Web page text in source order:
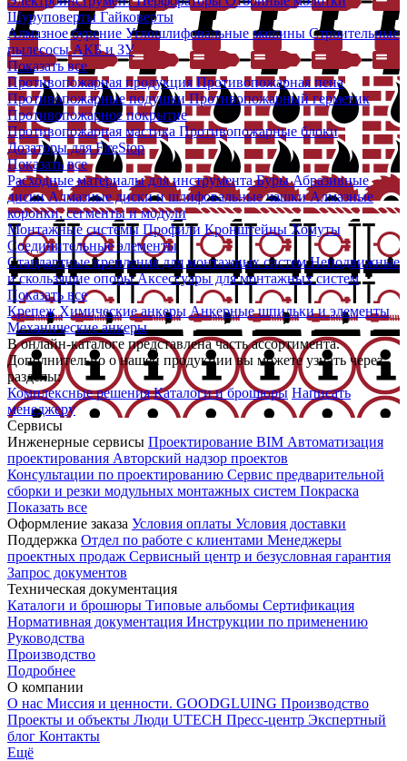
Шуруповерты Гайковерты
Алмазное бурение Углошлифовальные машины Строительные
пылесосыАКБ и ЗУ
Показать все
Противопожарная продукция Противопожарная пена
Противопожарные подушкиПротивопожарный герметик
Противопожарное покрытие
Противопожарная мастика Противопожарные блоки
Дозаторы для FireStop
Показать все
Расходные материалы для инструментаБурыАбразивные
дискиАлмазные диски и шлифовальные чашкиАлмазные
коронки, сегменты и модули
Монтажные системы Профили КронштейныХомуты
Соединительные элементы
Стандартные крепления для монтажных системНеподвижные
и скользящие опорыАксессуары для монтажных систем
Показать все
КрепежХимические анкеры Анкерные шпильки и элементы
Механические анкеры
В онлайн-каталоге представлена часть ассортимента.
Дополнительно о нашей продукции вы можете узнать через
разделы:
Комплексные решения Каталоги и брошюры Написать
менеджеру
Сервисы
Инженерные сервисы Проектирование BIM Автоматизация
проектирования Авторский надзор проектов
Консультации по проектированию Сервис предварительной
сборки и резки модульных монтажных систем Покраска
Показать все
Оформление заказа Условия оплаты Условия доставки
Поддержка Отдел по работе с клиентами Менеджеры
проектных продаж Сервисный центр и безусловная гарантия
Запрос документов
Техническая документация
Каталоги и брошюры Типовые альбомы Сертификация
Нормативная документация Инструкции по применению
Руководства
Производство
Подробнее
О компании
О нас Миссия и ценности. GOODGLUING Производство
Проекты и объекты Люди UTECH Пресс-центр Экспертный
блог Контакты
Ещё